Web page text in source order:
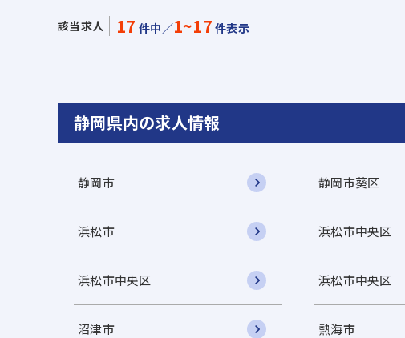
該当求人 17 件中／1~17 件表示
静岡県内の求人情報
静岡市 静岡市葵区
浜松市 浜松市中央区
浜松市中央区 浜松市中央区
沼津市 熱海市